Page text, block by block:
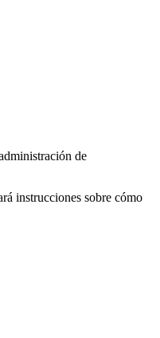
de
instrucciones sobre cómo